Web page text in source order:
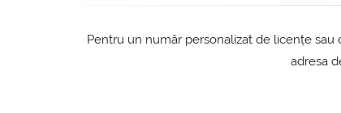
Pentru un număr personalizat de licențe
adresa